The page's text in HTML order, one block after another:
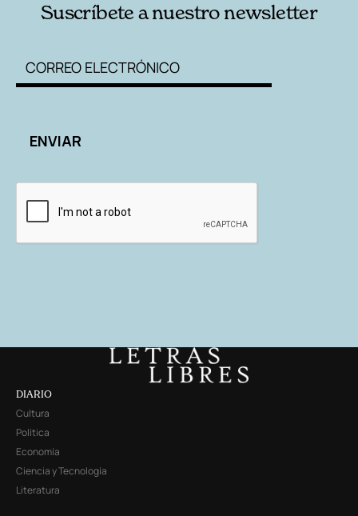
Suscríbete a nuestro newsletter
DIARIO
Cultura
Política
Economía
Ciencia y Tecnología
Literatura